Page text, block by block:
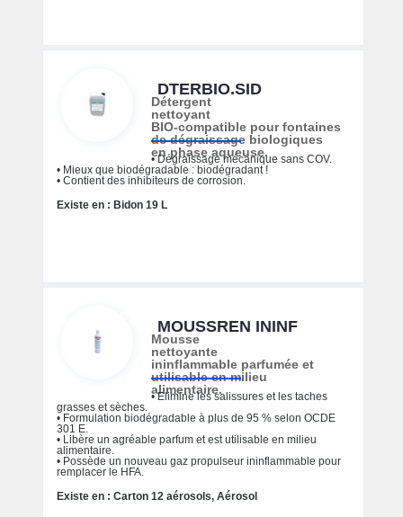
DTERBIO.SID
Détergent
nettoyant
BIO-compatible pour fontaines
de dégraissage biologiques
en phase aqueuse.
• Dégraissage mécanique sans COV.
• Mieux que biodégradable : biodégradant !
• Contient des inhibiteurs de corrosion.
Existe en : Bidon 19 L
MOUSSREN ININF
Mousse
nettoyante
ininflammable parfumée et
utilisable en milieu
alimentaire.
• Elimine les salissures et les taches
grasses et sèches.
• Formulation biodégradable à plus de 95 % selon OCDE
301 E.
• Libère un agréable parfum et est utilisable en milieu
alimentaire.
• Possède un nouveau gaz propulseur ininflammable pour
remplacer le HFA.
Existe en : Carton 12 aérosols, Aérosol